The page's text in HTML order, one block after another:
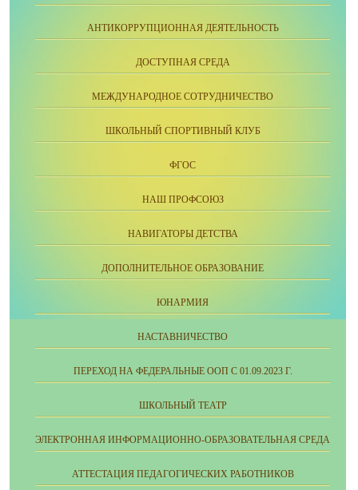
АНТИКОРРУПЦИОННАЯ ДЕЯТЕЛЬНОСТЬ
ДОСТУПНАЯ СРЕДА
МЕЖДУНАРОДНОЕ СОТРУДНИЧЕСТВО
ШКОЛЬНЫЙ СПОРТИВНЫЙ КЛУБ
ФГОС
НАШ ПРОФСОЮЗ
НАВИГАТОРЫ ДЕТСТВА
ДОПОЛНИТЕЛЬНОЕ ОБРАЗОВАНИЕ
ЮНАРМИЯ
НАСТАВНИЧЕСТВО
ПЕРЕХОД НА ФЕДЕРАЛЬНЫЕ ООП С 01.09.2023 Г.
ШКОЛЬНЫЙ ТЕАТР
ЭЛЕКТРОННАЯ ИНФОРМАЦИОННО-ОБРАЗОВАТЕЛЬНАЯ СРЕДА
АТТЕСТАЦИЯ ПЕДАГОГИЧЕСКИХ РАБОТНИКОВ